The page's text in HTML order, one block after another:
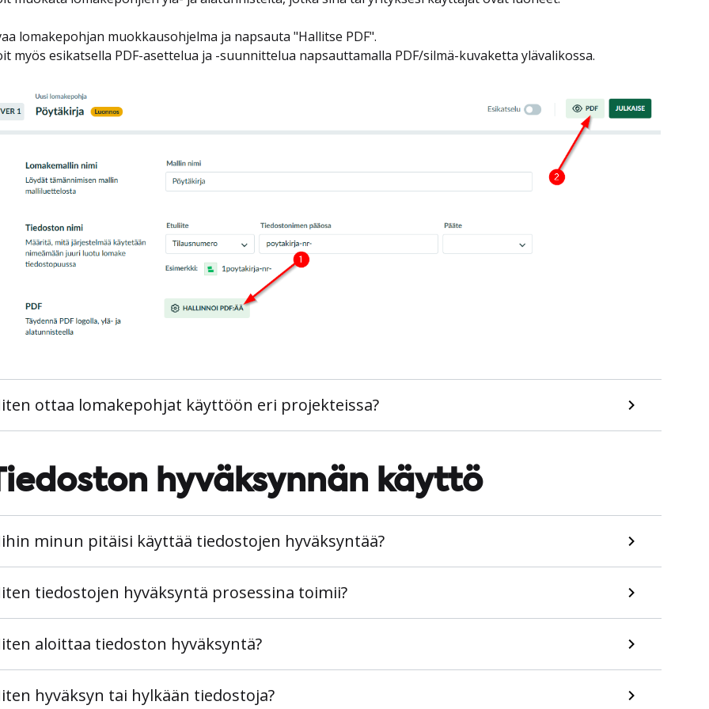
lomakepohjan muokkausohjelma ja napsauta "Hallitse PDF".
myös esikatsella PDF-asettelua ja -suunnittelua napsauttamalla PDF/silmä-kuvaketta ylävalikossa.
ottaa lomakepohjat käyttöön eri projekteissa?
hyväksynnän käyttö
minun pitäisi käyttää tiedostojen hyväksyntää?
tiedostojen hyväksyntä prosessina toimii?
aloittaa tiedoston hyväksyntä?
hyväksyn tai hylkään tiedostoja?